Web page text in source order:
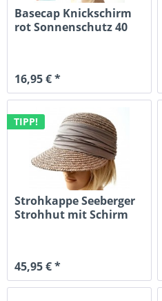
Basecap Knickschirm
rot Sonnenschutz 40
16,95 € *
TIPP!
Strohkappe Seeberger
Strohhut mit Schirm
45,95 € *